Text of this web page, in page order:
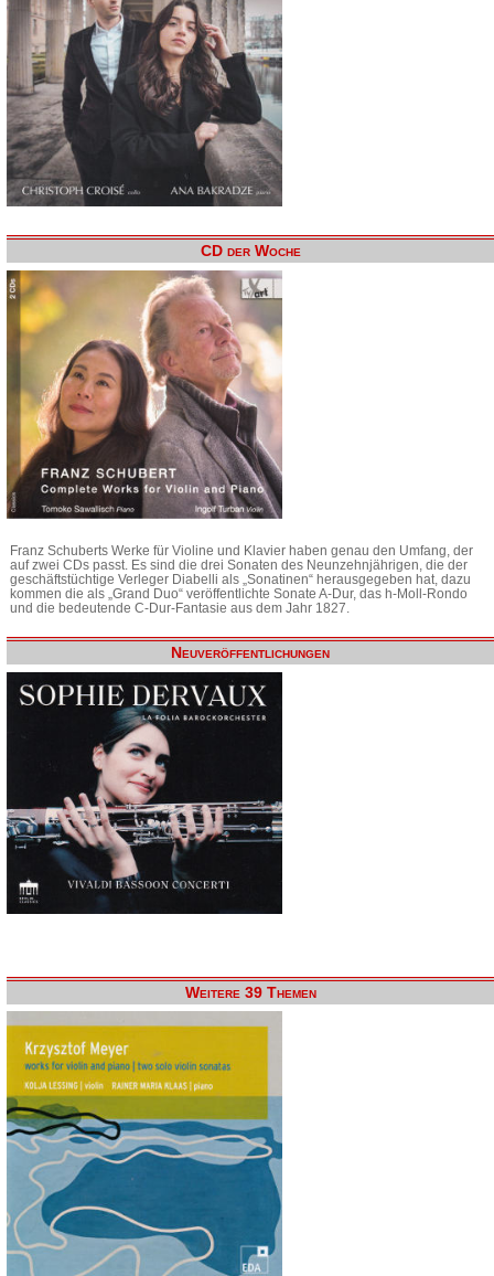
CD der Woche
Franz Schuberts Werke für Violine und Klavier haben genau den Umfang, der
auf zwei CDs passt. Es sind die drei Sonaten des Neunzehnjährigen, die der
geschäftstüchtige Verleger Diabelli als „Sonatinen“ herausgegeben hat, dazu
kommen die als „Grand Duo“ veröffentlichte Sonate A-Dur, das h-Moll-Rondo
und die bedeutende C-Dur-Fantasie aus dem Jahr 1827.
Neuveröffentlichungen
Weitere 39 Themen